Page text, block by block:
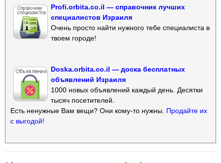
Profi.orbita.co.il — справочник лучших
специалистов Израиля
Очень просто найти нужного тебе специалиста в
твоем городе!
Doska.orbita.co.il — доска бесплатных
объявлений Израиля
1000 новых объявлений каждый день. Десятки
тысяч посетителей.
Есть ненужные Вам вещи? Они кому-то нужны. Продайте их
с выгодой!